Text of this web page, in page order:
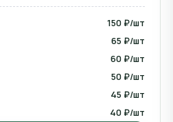
150 ₽/шт
65 ₽/шт
60 ₽/шт
50 ₽/шт
45 ₽/шт
40 ₽/шт